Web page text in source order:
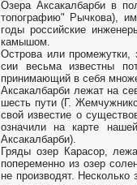
Озера Аксакалбарби в
топографию" Рычкова),
годы российские
камышом.
Острова или
сии весьма известны
принимающий в себя
Аксакалбарби лежат на
шесть пути (Г.
свой известие о
означили на карте
Аксакалбарби).
Гряды озер Карасор,
попеременно из озер
не производят. Несколько